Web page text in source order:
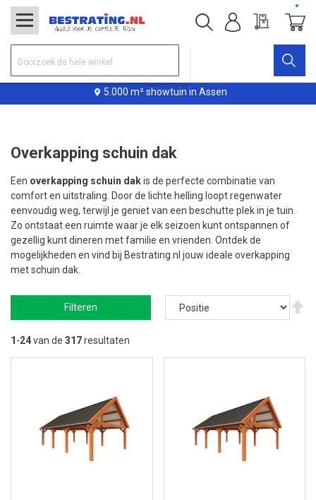
5.000 m² showtuin in Assen
Offerte
Overkapping schuin dak
Een overkapping schuin dakis de perfecte combinatie van
comfort en uitstraling. Door de lichte helling loopt regenwater
eenvoudig weg, terwijl je geniet van een beschutte plek in je tuin.
Zo ontstaat een ruimte waar je elk seizoen kunt ontspannen of
gezellig kunt dineren met familie en vrienden. Ontdek de
mogelijkheden en vind bij Bestrating.nl jouw ideale overkapping
met schuin dak.
Filteren
1 -24van de 317resultaten